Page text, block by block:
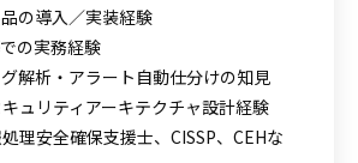
の導入／実装経験
の実務経験
解析・アラート自動仕分けの知見
ュリティアーキテクチャ設計経験
理安全確保支援士、CISSP、CEHな